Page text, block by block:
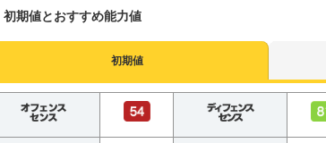
初期値とおすすめ能力値
初期値